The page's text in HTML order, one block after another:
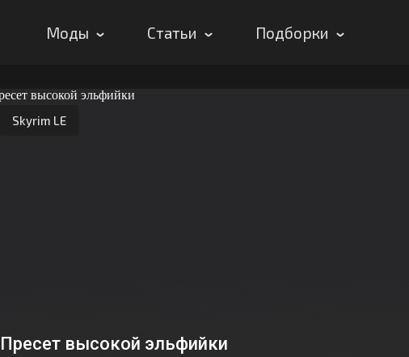
Моды Статьи Подборки
Skyrim LE
Пресет высокой эльфийки